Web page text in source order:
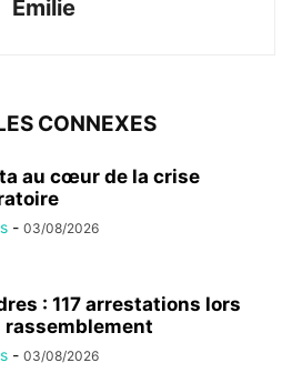
Emilie
CONNEXES
au cœur de la crise
- 03/08/2026
: 117 arrestations lors
rassemblement
- 03/08/2026